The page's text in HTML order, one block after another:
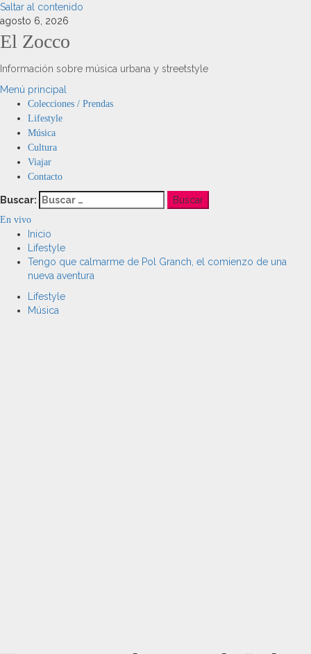
Saltar al contenido
agosto 6, 2026
El Zocco
Información sobre música urbana y streetstyle
Menú principal
Colecciones / Prendas
Lifestyle
Música
Cultura
Viajar
Contacto
Buscar:
En vivo
Inicio
Lifestyle
Tengo que calmarme de Pol Granch, el comienzo de una
nueva aventura
Lifestyle
Música